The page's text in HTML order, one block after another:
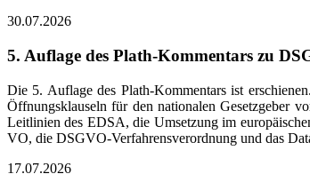
30.07.2026
5. Auflage des Plath-Kommentars zu
Die 5. Auflage des Plath-Kommentars ist
Öffnungsklauseln für den nationalen Gesetzgeber
Leitlinien des EDSA, die Umsetzung im
VO, die DSGVO-Verfahrensverordnung und das
17.07.2026